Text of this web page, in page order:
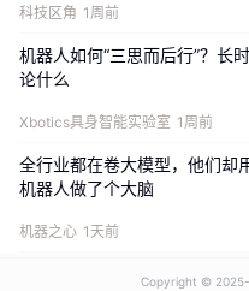
科技区角 1周前
机器人如何“三思而后行”？长
论什么
Xbotics具身智能实验室 1周前
全行业都在卷大模型，他们却
机器人做了个大脑
机器之心 1天前
Copyright © 2025-